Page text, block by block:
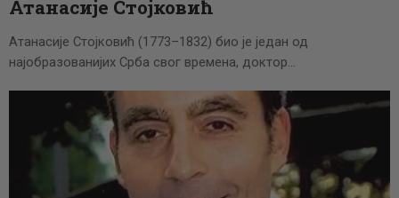
Атанасије Стојковић
Атанасије Стојковић (1773–1832) био је један од
најобразованијих Срба свог времена, доктор…